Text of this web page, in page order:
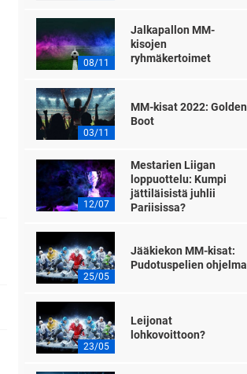
08/11
Jalkapallon MM-
kisojen
ryhmäkertoimet
03/11
MM-kisat 2022: Golden
Boot
12/07
Mestarien Liigan
loppuottelu: Kumpi
jättiläisistä juhlii
Pariisissa?
25/05
Jääkiekon MM-kisat:
Pudotuspelien ohjelma
23/05
Leijonat
lohkovoittoon?